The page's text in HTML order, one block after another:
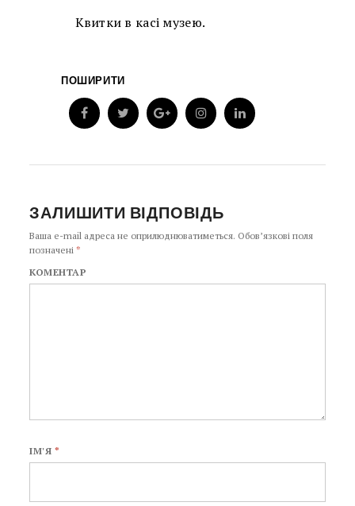
Квитки в касі музею.
ПОШИРИТИ
ЗАЛИШИТИ ВІДПОВІДЬ
Ваша e-mail адреса не оприлюднюватиметься. Обов’язкові поля
позначені*
КОМЕНТАР
ІМ'Я *